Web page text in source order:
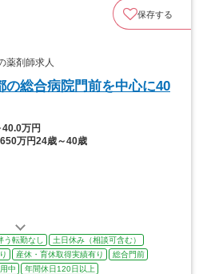
保存する
薬剤師求人
の総合病院門前を中心に40
40.0万円
万円24歳～40歳
転勤なし
土日休み（相談可含む）
産休・育休取得実績有り
総合門前
中 年間休日120日以上